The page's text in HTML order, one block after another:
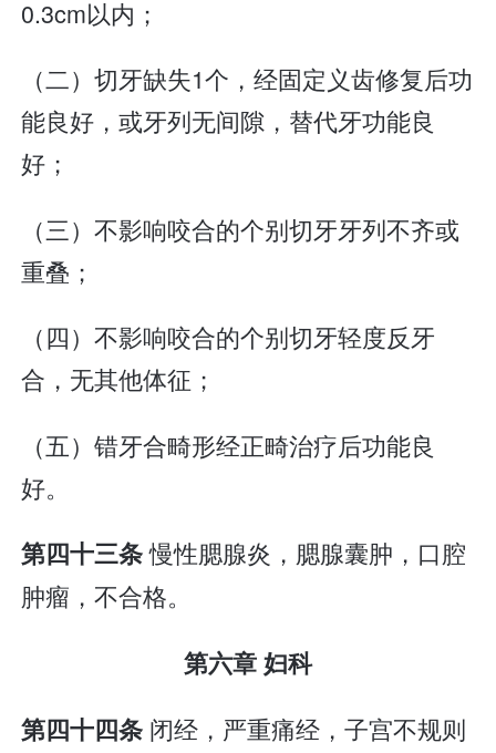
0.3cm以内；
（二）切牙缺失1个，经固定义齿修复后功
能良好，或牙列无间隙，替代牙功能良
好；
（三）不影响咬合的个别切牙牙列不齐或
重叠；
（四）不影响咬合的个别切牙轻度反牙
合，无其他体征；
（五）错牙合畸形经正畸治疗后功能良
好。
第四十三条慢性腮腺炎，腮腺囊肿，口腔
肿瘤，不合格。
第六章 妇科
第四十四条 闭经，严重痛经，子宫不规则